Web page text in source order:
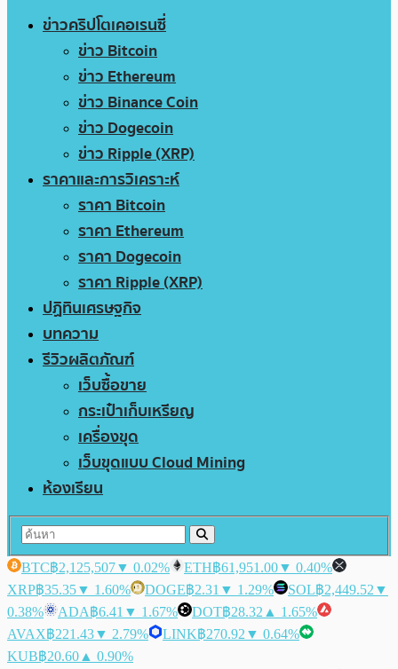
ข่าวคริปโตเคอเรนซี่
ข่าว Bitcoin
ข่าว Ethereum
ข่าว Binance Coin
ข่าว Dogecoin
ข่าว Ripple (XRP)
ราคาและการวิเคราะห์
ราคา Bitcoin
ราคา Ethereum
ราคา Dogecoin
ราคา Ripple (XRP)
ปฏิทินเศรษฐกิจ
บทความ
รีวิวผลิตภัณฑ์
เว็บซื้อขาย
กระเป๋าเก็บเหรียญ
เครื่องขุด
เว็บขุดแบบ Cloud Mining
ห้องเรียน
BTC฿2,125,507▼ 0.02% ETH฿61,951.00▼ 0.40%
XRP฿35.35▼ 1.60% DOGE฿2.31 ▼ 1.29% SOL฿2,449.52 ▼
0.38%
ADA฿6.41 ▼ 1.67% DOT฿28.32 ▲ 1.65%
AVAX฿221.43▼ 2.79% LINK฿270.92 ▼ 0.64%
KUB฿20.60 ▲ 0.90%